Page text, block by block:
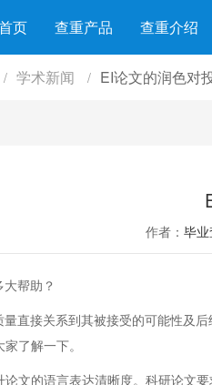
页 查重产品 查重介绍
/ 学术新闻 / EI论文的润色对
作者： 毕
帮助？
直接关系到其被接受的可能性及
了解一下。
文的语言表达清晰度。科研论文